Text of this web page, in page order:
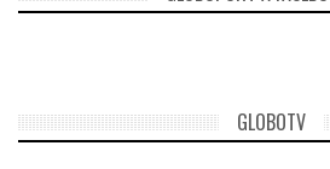
GLOBOTV